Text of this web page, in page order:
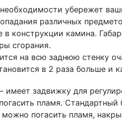
убережет
различных
в конструкции камина.
сгорания.
на всю заднюю стенку
в 2 раза больше и
имеет задвижку для
пламя. Стандартный
погасить пламя,